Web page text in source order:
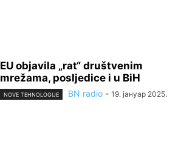
EU objavila „rat“ društvenim
mrežama, posljedice i u BiH
NOVE TEHNOLOGIJE BN radio - 19. јануар 2025.